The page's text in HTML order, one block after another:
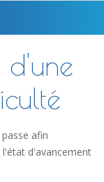
d'une
afin
d'avancement